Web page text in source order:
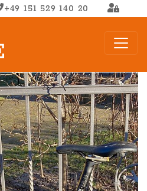
+49 151 529 140 20